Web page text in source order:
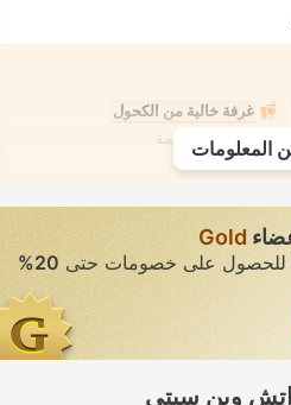
غرفة خالية من الكحول
السباحة المحتشمة
المعلومات
Gold
للحصول على خصومات حتى20%
إتش وين سيتي